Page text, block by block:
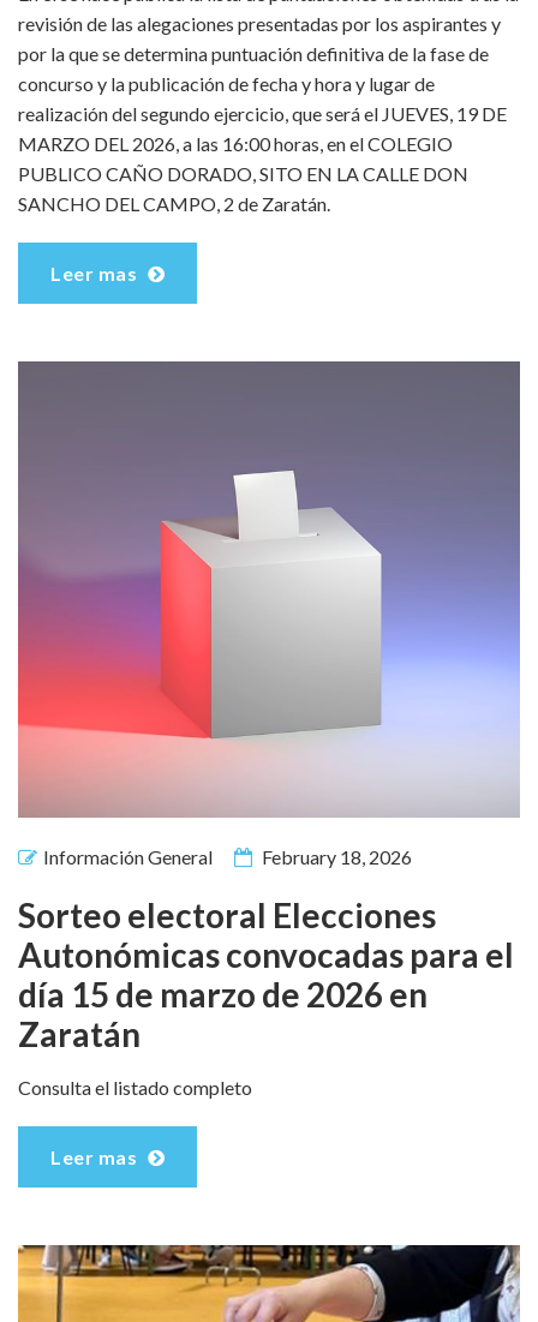
revisión de las alegaciones presentadas por los aspirantes y
por la que se determina puntuación definitiva de la fase de
concurso y la publicación de fecha y hora y lugar de
realización del segundo ejercicio, que será el JUEVES, 19 DE
MARZO DEL 2026, a las 16:00 horas, en el COLEGIO
PUBLICO CAÑO DORADO, SITO EN LA CALLE DON
SANCHO DEL CAMPO, 2 de Zaratán.
Leer mas
Información General February 18, 2026
Sorteo electoral Elecciones
Autonómicas convocadas para el
día 15 de marzo de 2026 en
Zaratán
Consulta el listado completo
Leer mas